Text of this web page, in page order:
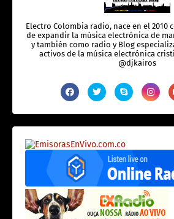
Electro Colombia radio, nace en el 2010
de expandir la música electrónica de
y también como radio y Blog
activos de la música electrónica
@djkairos